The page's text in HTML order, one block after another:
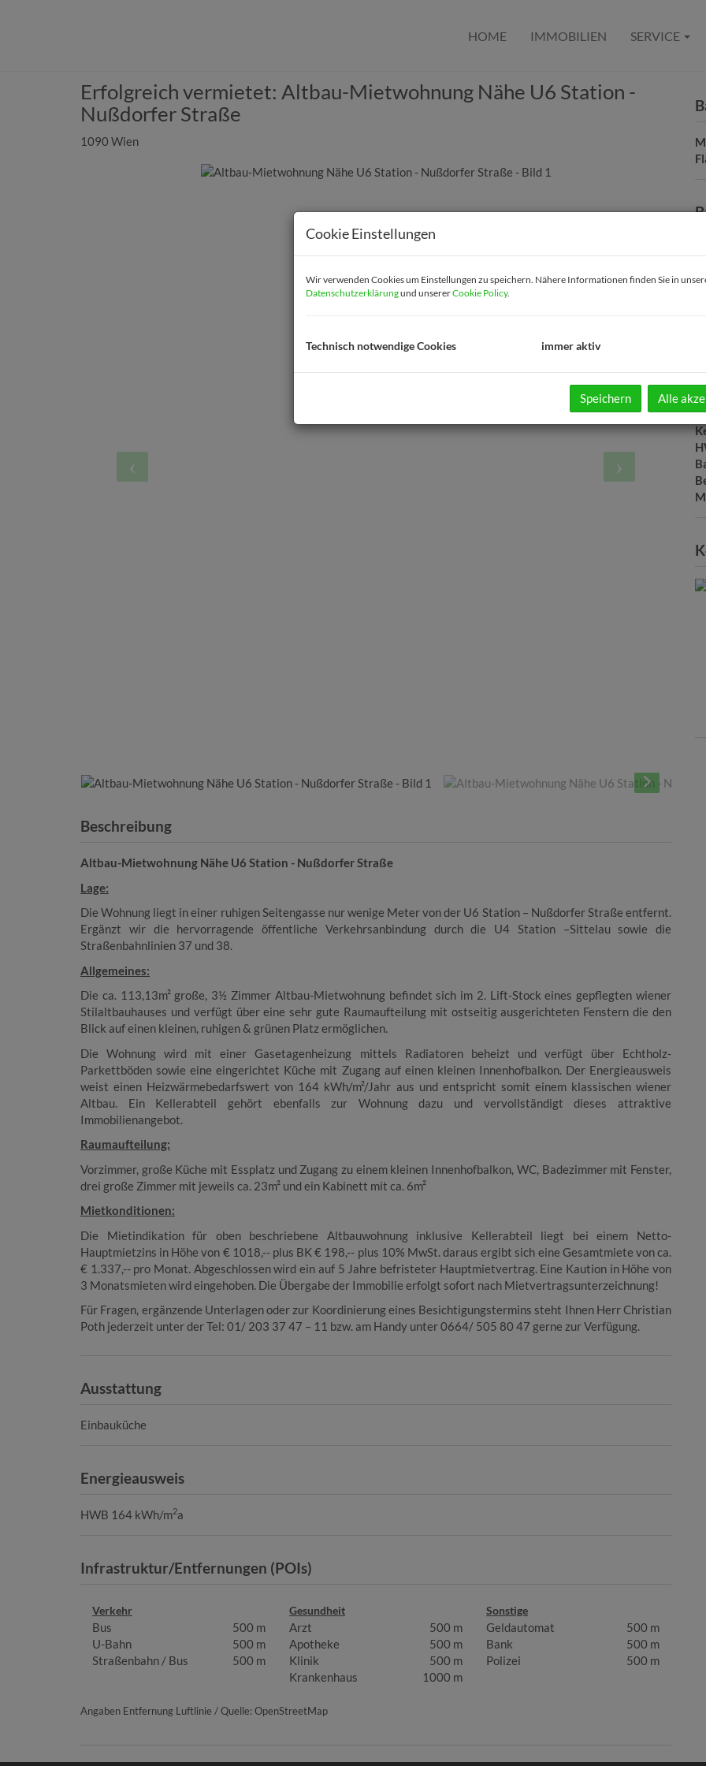
HOME IMMOBILIEN SERVICE
Erfolgreich vermietet: Altbau-Mietwohnung Nähe U6 Station -
Nußdorfer Straße
1090 Wien
Beschreibung
Altbau-Mietwohnung Nähe U6 Station - Nußdorfer Straße
Lage:
Die Wohnung liegt in einer ruhigen Seitengasse nur wenige Meter von der U6 Station – Nußdorfer Straße entfernt.
Ergänzt wir die hervorragende öffentliche Verkehrsanbindung durch die U4 Station –Sittelau sowie die
Straßenbahnlinien 37 und 38.
Allgemeines:
Die ca. 113,13m² große, 3½ Zimmer Altbau-Mietwohnung befindet sich im 2. Lift-Stock eines gepflegten wiener
Stilaltbauhauses und verfügt über eine sehr gute Raumaufteilung mit ostseitig ausgerichteten Fenstern die den
Blick auf einen kleinen, ruhigen & grünen Platz ermöglichen.
Die Wohnung wird mit einer Gasetagenheizung mittels Radiatoren beheizt und verfügt über Echtholz-
Parkettböden sowie eine eingerichtet Küche mit Zugang auf einen kleinen Innenhofbalkon. Der Energieausweis
weist einen Heizwärmebedarfswert von 164 kWh/m²/Jahr aus und entspricht somit einem klassischen wiener
Altbau. Ein Kellerabteil gehört ebenfalls zur Wohnung dazu und vervollständigt dieses attraktive
Immobilienangebot.
Raumaufteilung:
Vorzimmer, große Küche mit Essplatz und Zugang zu einem kleinen Innenhofbalkon, WC, Badezimmer mit Fenster,
drei große Zimmer mit jeweils ca. 23m² und ein Kabinett mit ca. 6m²
Mietkonditionen:
Die Mietindikation für oben beschriebene Altbauwohnung inklusive Kellerabteil liegt bei einem Netto-
Hauptmietzins in Höhe von € 1018,-- plus BK € 198,-- plus 10% MwSt. daraus ergibt sich eine Gesamtmiete von ca.
€ 1.337,-- pro Monat. Abgeschlossen wird ein auf 5 Jahre befristeter Hauptmietvertrag. Eine Kaution in Höhe von
3 Monatsmieten wird eingehoben. Die Übergabe der Immobilie erfolgt sofort nach Mietvertragsunterzeichnung!
Für Fragen, ergänzende Unterlagen oder zur Koordinierung eines Besichtigungstermins steht Ihnen Herr Christian
Poth jederzeit unter der Tel: 01/ 203 37 47 – 11 bzw. am Handy unter 0664/ 505 80 47 gerne zur Verfügung.
Ausstattung
Einbauküche
Energieausweis
HWB 164 kWh/m2a
Infrastruktur/Entfernungen (POIs)
Verkehr
Bus
500 m
U-Bahn
500 m
Straßenbahn / Bus
500 m
Gesundheit
Arzt
500 m
Apotheke
500 m
Klinik
500 m
Krankenhaus
1000 m
Sonstige
Geldautomat
500 m
Bank
500 m
Polizei
500 m
Angaben Entfernung Luftlinie / Quelle: OpenStreetMap
Cookie Einstellungen
Wir verwenden Cookies um Einstellungen zu speichern. Nähere Informationen finden Sie in
Datenschutzerklärungund unsererCookie Policy.
Technisch notwendige Cookies immer aktiv
Speichern Alle